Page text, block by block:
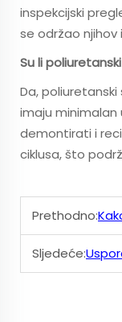
inspekcijski
se održao
Su li
Da,
imaju minimalan
demontirati i
ciklusa, što
Prethodno:Kako
Sljedeće: